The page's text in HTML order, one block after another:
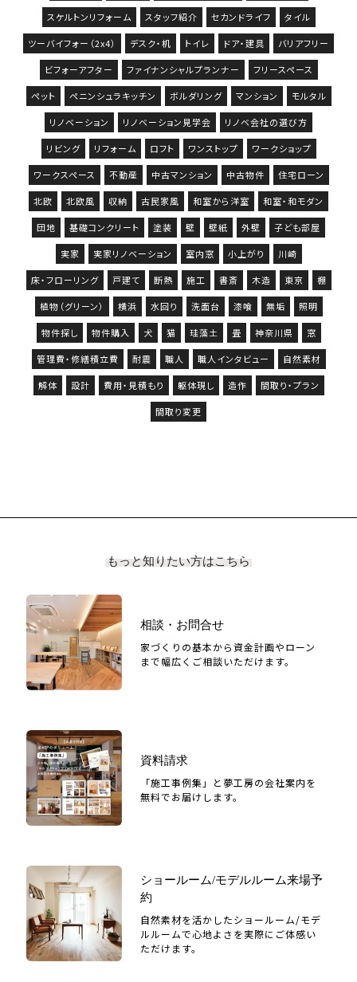
スケルトンリフォーム スタッフ紹介 セカンドライフ タイル
ツーバイフォー（2x4） デスク・机 トイレ ドア・建具 バリアフリー
ビフォーアフター ファイナンシャルプランナー フリースペース
ペット ペニンシュラキッチン ボルダリング マンション モルタル
リノベーション リノベーション見学会 リノベ会社の選び方
リビング リフォーム ロフト ワンストップ ワークショップ
ワークスペース 不動産 中古マンション 中古物件 住宅ローン
北欧 北欧風 収納 古民家風 和室から洋室 和室・和モダン
団地 基礎コンクリート 塗装 壁 壁紙 外壁 子ども部屋
実家 実家リノベーション 室内窓 小上がり 川崎
床・フローリング 戸建て 断熱 施工 書斎 木造 東京 棚
植物（グリーン） 横浜 水回り 洗面台 漆喰 無垢 照明
物件探し 物件購入 犬 猫 珪藻土 畳 神奈川県 窓
管理費・修繕積立費 耐震 職人 職人インタビュー 自然素材
解体 設計 費用・見積もり 躯体現し 造作 間取り・プラン
間取り変更
もっと知りたい方はこちら
相談・お問合せ
家づくりの基本から資金計画やローン
まで幅広くご相談いただけます。
資料請求
「施工事例集」と夢工房の会社案内を
無料でお届けします。
ショールーム/モデルルーム来場予
約
自然素材を活かしたショールーム/モデ
ルルームで心地よさを実際にご体感い
ただけます。